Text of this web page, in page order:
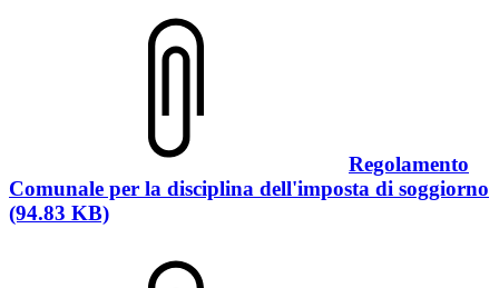
Regolamento
Comunale per la disciplina dell'imposta di soggiorno
(94.83 KB)